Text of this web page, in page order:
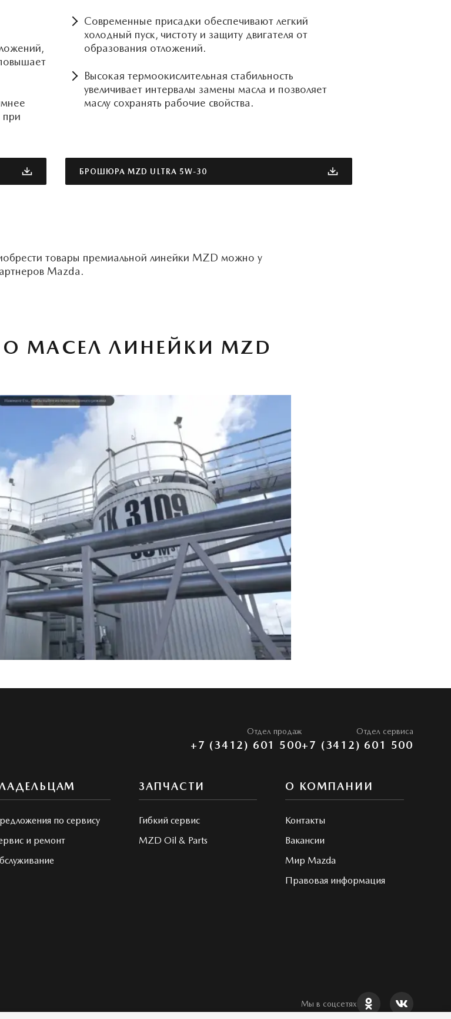
при
Современные присадки обеспечивают легкий
холодный пуск, чистоту и защиту двигателя от
образования отложений.
Высокая термоокислительная стабильность
увеличивает интервалы замены масла и позволяет
маслу сохранять рабочие свойства.
БРОШЮРА MZD ULTRA 5W-30
товары премиальной линейки MZD можно у
Mazda.
МАСЕЛ ЛИНЕЙКИ MZD
Отдел продаж
+7 (3412) 601 500
Отдел сервиса
+7 (3412) 601 500
по сервису
и ремонт
ЗАПЧАСТИ
Гибкий сервис
MZD Oil & Parts
О КОМПАНИИ
Контакты
Вакансии
Мир Mazda
Правовая информация
Мы в соцсетях